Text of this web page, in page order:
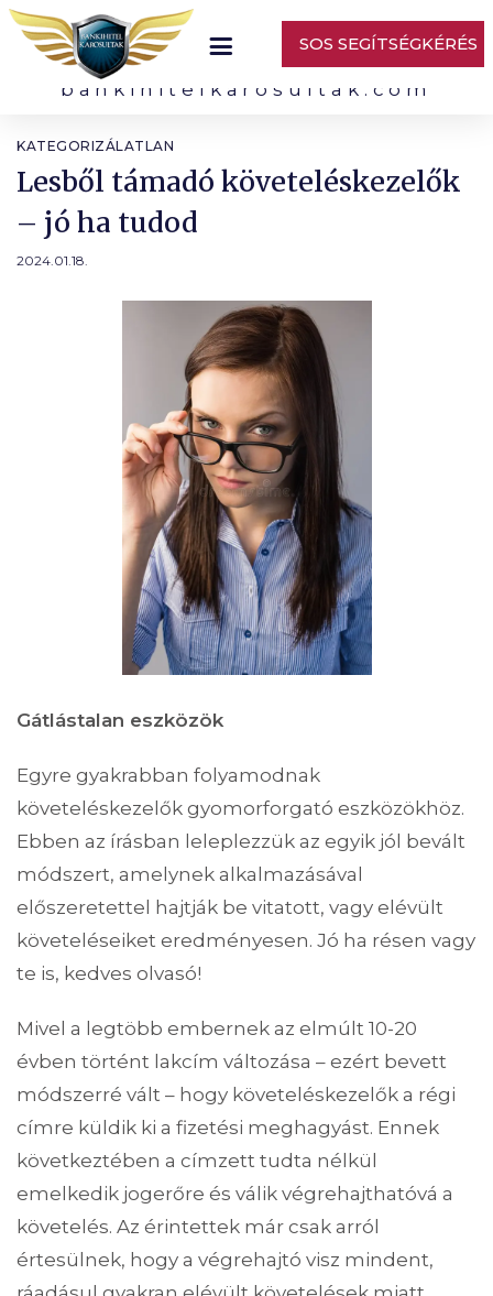
SOS SEGÍTSÉGKÉRÉS
bankihitelkarosultak.com
KATEGORIZÁLATLAN
Lesből támadó követeléskezelők
– jó ha tudod
2024.01.18.
Gátlástalan eszközök
Egyre gyakrabban folyamodnak
követeléskezelők gyomorforgató eszközökhöz.
Ebben az írásban leleplezzük az egyik jól bevált
módszert, amelynek alkalmazásával
előszeretettel hajtják be vitatott, vagy elévült
követeléseiket eredményesen. Jó ha résen vagy
te is, kedves olvasó!
Mivel a legtöbb embernek az elmúlt 10-20
évben történt lakcím változása – ezért bevett
módszerré vált – hogy követeléskezelők a régi
címre küldik ki a fizetési meghagyást. Ennek
következtében a címzett tudta nélkül
emelkedik jogerőre és válik végrehajthatóvá a
követelés. Az érintettek már csak arról
értesülnek, hogy a végrehajtó visz mindent,